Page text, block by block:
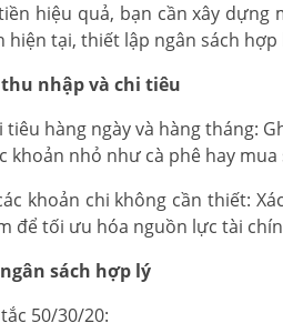
hiệu quả, bạn cần xây dựng
hiện tại, thiết lập ngân sách
nhập và chi tiêu
tiêu hàng ngày và hàng tháng:
khoản nhỏ như cà phê hay mua
khoản chi không cần thiết:
để tối ưu hóa nguồn lực tài
sách hợp lý
50/30/20: